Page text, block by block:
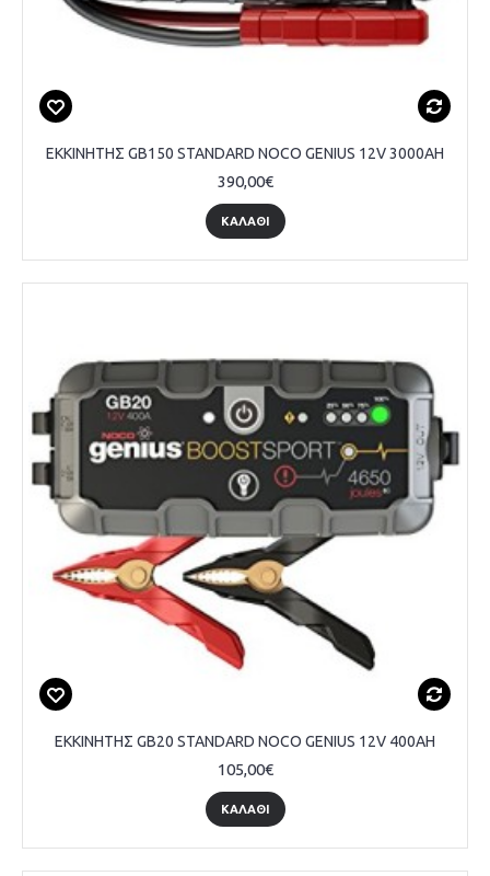
ΕΚΚΙΝΗΤΗΣ GB150 STANDARD NOCO GENIUS 12V 3000AH
390,00€
ΚΑΛΑΘΙ
ΕΚΚΙΝΗΤΗΣ GB20 STANDARD NOCO GENIUS 12V 400AH
105,00€
ΚΑΛΑΘΙ